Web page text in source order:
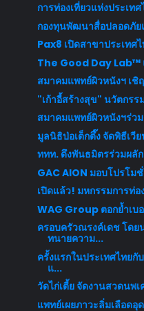
การท่องเที่ยวแห่งประเ
กองทุนพัฒนาสื่อปลอดภัย
Pax8 เปิดสาขาประเทศ
The Good Day Lab™
สมาคมแพทย์ผิวหนังฯ เชิ
"เก้าอี้สร้างสุข" นวัตกร
สมาคมแพทย์ผิวหนังฯร่ว
มูลนิธิป่อเต็กตึ๊ง จัดพิธีเวี
ททท. ดึงพันธมิตรร่วมผลัก
GAC AION มอบโปรโม
เปิดแล้ว! มหกรรมการท่
WAG Group ตอกย้ำเบ
ครอบครัวณรงค์เดช โด
ทนายความ...
ครั้งแรกในประเทศไทย
แ...
วัดไก่เตี้ย จัดงานสวดนพ
แพทย์เผยภาวะลิ่มเลือด